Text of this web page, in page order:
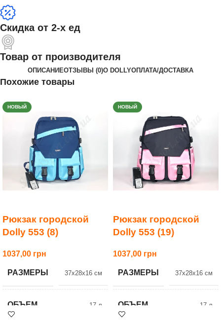
Скидка от 2-х ед
Товар от производителя
ОПИСАНИЕОТЗЫВЫ (0)О DOLLYОПЛАТА/ДОСТАВКА
Похожие товары
НОВЫЙ
Рюкзак городской
Dolly 553 (8)
1037,00
РАЗМЕРЫ 37x28x16 см
ОБЪЕМ 17 л
НОВЫЙ
Рюкзак городской
Dolly 553 (19)
1037,00
РАЗМЕРЫ 37x28x16 см
ОБЪЕМ 17 л